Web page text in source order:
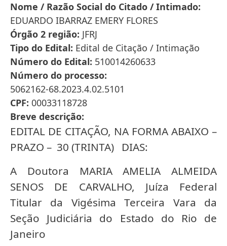
Nome / Razão Social do Citado / Intimado
EDUARDO IBARRAZ EMERY FLORES
Órgão 2 região JFRJ
Tipo do Edital Edital de Citação / Intimação
Número do Edital 510014260633
Número do processo
5062162-68.2023.4.02.5101
CPF 00033118728
Breve descrição
EDITAL DE CITAÇÃO, NA FORMA ABAIXO –
PRAZO – 30 (TRINTA) DIAS:
A Doutora MARIA AMELIA ALMEIDA
SENOS DE CARVALHO, Juíza Federal
Titular da Vigésima Terceira Vara da
Seção Judiciária do Estado do Rio de
Janeiro